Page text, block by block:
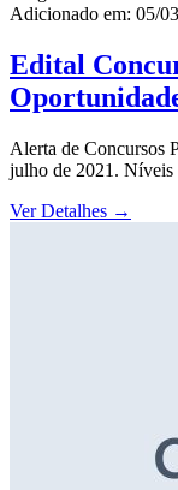
Adicionado em: 05/
Edital
Alerta de Concursos
julho de 2021. Níveis
Ver Detalhes →